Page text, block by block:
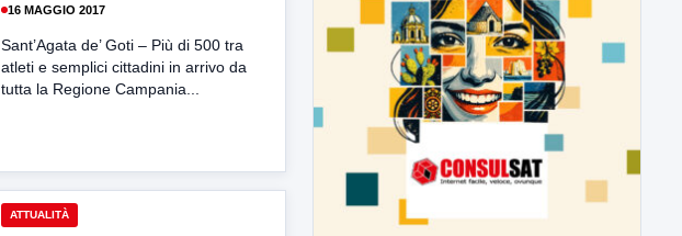
16 MAGGIO 2017
Sant’Agata de’ Goti – Più di 500 tra
atleti e semplici cittadini in arrivo da
tutta la Regione Campania...
ATTUALITÀ